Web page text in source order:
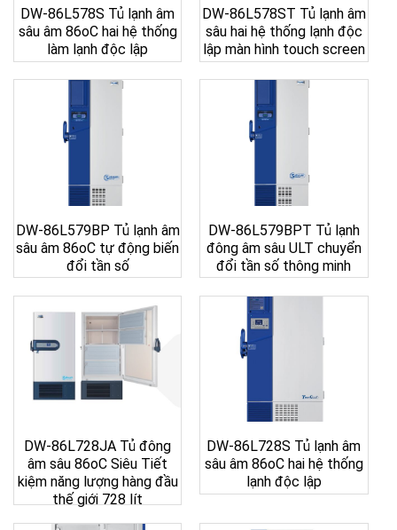
DW-86L578S Tủ lạnh âm
sâu âm 86oC hai hệ thống
làm lạnh độc lập
DW-86L578ST Tủ lạnh âm
sâu hai hệ thống lạnh độc
lập màn hình touch screen
DW-86L579BP Tủ lạnh âm
sâu âm 86oC tự động biến
đổi tần số
DW-86L579BPT Tủ lạnh
đông âm sâu ULT chuyển
đổi tần số thông minh
DW-86L728JA Tủ đông
âm sâu 86oC Siêu Tiết
kiệm năng lượng hàng đầu
thế giới 728 lít
DW-86L728S Tủ lạnh âm
sâu âm 86oC hai hệ thống
lạnh độc lập